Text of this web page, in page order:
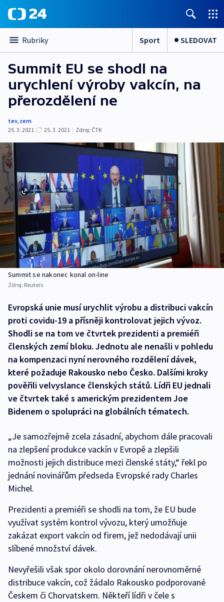
Rubriky Sport SLEDOVAT
Summit EU se shodl na
urychlení výroby vakcín, na
přerozdělení ne
tev, zem
25. 3. 2021
25. 3. 2021 | Zdroj: ČTK
Summit se nakonec konal on-line
Zdroj: Reuters
Evropská unie musí urychlit výrobu a distribuci vakcín
proti covidu-19 a přísněji kontrolovat jejich vývoz.
Shodli se na tom ve čtvrtek prezidenti a premiéři
členských zemí bloku. Jednotu ale nenašli v pohledu
na kompenzaci nyní nerovného rozdělení dávek,
které požaduje Rakousko nebo Česko. Dalšími kroky
pověřili velvyslance členských států. Lídři EU jednali
ve čtvrtek také s americkým prezidentem Joe
Bidenem o spolupráci na globálních tématech.
„Je samozřejmě zcela zásadní, abychom dále pracovali
na zlepšení produkce vackín v Evropě a zlepšili
možnosti jejich distribuce mezi členské státy,“ řekl po
jednání novinářům předseda Evropské rady Charles
Michel.
Prezidenti a premiéři se shodli na tom, že EU bude
využívat systém kontrol vývozu, který umožňuje
zakázat export vakcín od firem, jež nedodávají unii
slíbené množství dávek.
Nevyřešili však spor okolo dorovnání nerovnoměrné
distribuce vakcín, což žádalo Rakousko podporované
Českem či Chorvatskem. Někteří lídři v čele s